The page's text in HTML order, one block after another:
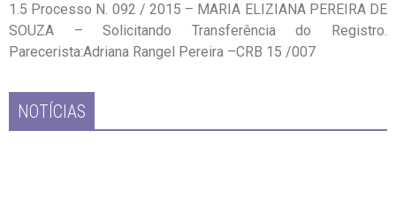
1.5 Processo N. 092 / 2015 – MARIA ELIZIANA PEREIRA DE
SOUZA – Solicitando Transferência do Registro.
Parecerista:Adriana Rangel Pereira –CRB 15 /007
NOTÍCIAS